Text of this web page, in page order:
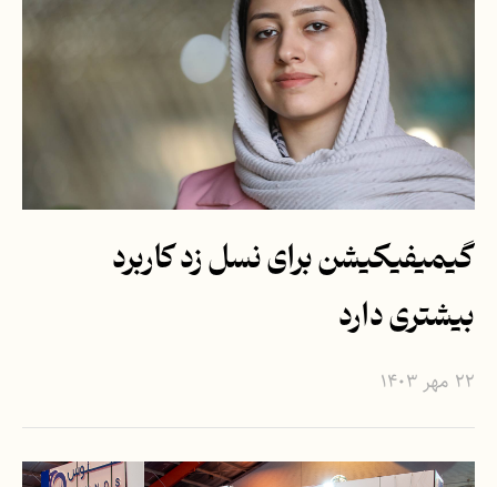
گیمیفیکیشن برای نسل زد کاربرد
بیشتری دارد
۲۲ مهر ۱۴۰۳